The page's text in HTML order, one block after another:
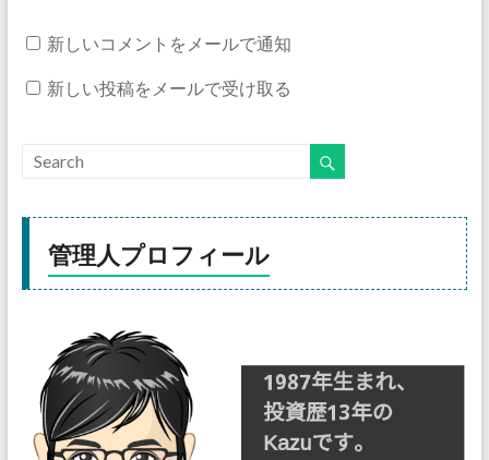
新しいコメントをメールで通知
新しい投稿をメールで受け取る
管理人プロフィール